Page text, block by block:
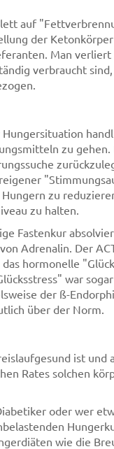
auf
der
Man
verbraucht
zu
zu
zu halten.
Fastenkur
Adrenalin. Der
hormonelle
war
der ß-
über der Norm.
ist und
Rates solchen
oder wer
wie die